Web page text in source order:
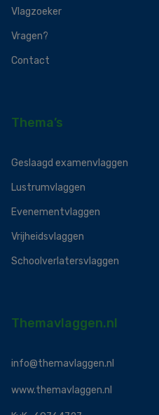
Vlagzoeker
Vragen?
Contact
Thema’s
Geslaagd examenvlaggen
Lustrumvlaggen
Evenementvlaggen
Vrijheidsvlaggen
Schoolverlatersvlaggen
Themavlaggen.nl
info@themavlaggen.nl
www.themavlaggen.nl